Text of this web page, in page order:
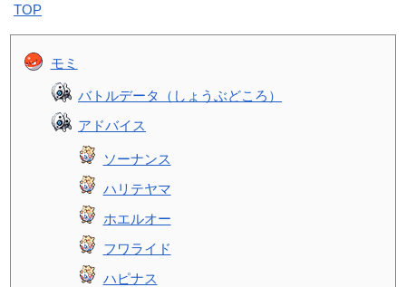
TOP
モミ
バトルデータ（しょうぶどころ）
アドバイス
ソーナンス
ハリテヤマ
ホエルオー
フワライド
ハピナス